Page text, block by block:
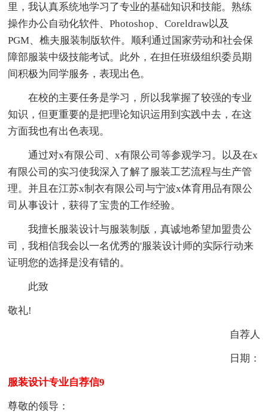
里，我认真系统地学习了专业的基础知识和技能。熟练
操作办公自动化软件、Photoshop、Coreldraw以及
PGM、樵夫服装制版软件。顺利通过国家劳动和社会保
障部服装中级技能考试。此外，在担任班级组织委员期
间积极为同学服务，表现出色。
在校的主要任务是学习，所以我掌握了较强的专业
知识，但更重要的是把理论知识运用到实践中去，在这
方面我也有出色表现。
通过对x有限公司、x有限公司等参观学习。以及在x
有限公司的实习使我深入了解了服装工艺流程与生产管
理。并且在江苏x制衣有限公司与宁波x体育用品有限公
司从事设计，获得了宝贵的工作经验。
我擅长服装设计与服装制版，真诚地希望加盟贵公
司，我相信我会以一名优秀的'服装设计师的实际行动来
证明您的选择是没有错的。
此致
敬礼!
自荐人
日期：
服装设计专业自荐信9
尊敬的领导：